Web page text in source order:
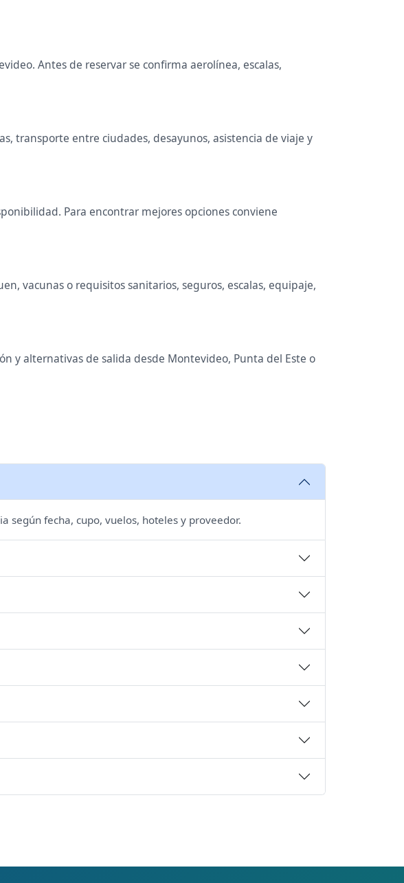
Antes de reservar se confirma aerolínea, escalas,
transporte entre ciudades, desayunos, asistencia de viaje y
Para encontrar mejores opciones conviene
vacunas o requisitos sanitarios, seguros, escalas, equipaje,
y alternativas de salida desde Montevideo, Punta del Este o
según fecha, cupo, vuelos, hoteles y proveedor.